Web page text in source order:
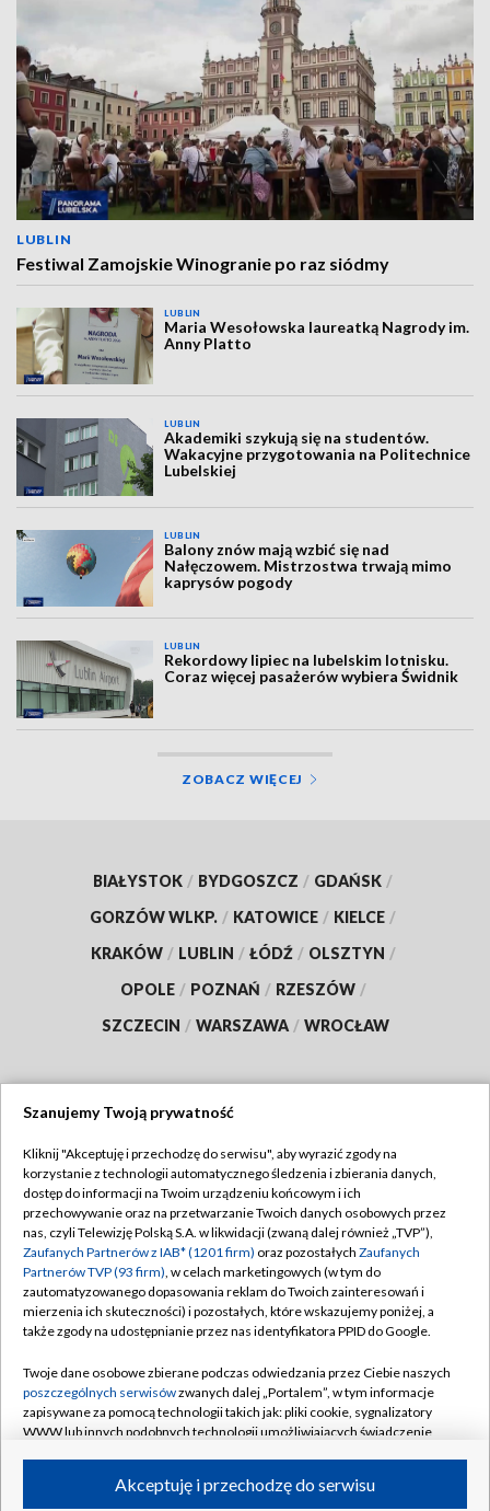
LUBLIN
Festiwal Zamojskie Winogranie po raz siódmy
LUBLIN
Maria Wesołowska laureatką Nagrody im.
Anny Platto
LUBLIN
Akademiki szykują się na studentów.
Wakacyjne przygotowania na Politechnice
Lubelskiej
LUBLIN
Balony znów mają wzbić się nad
Nałęczowem. Mistrzostwa trwają mimo
kaprysów pogody
LUBLIN
Rekordowy lipiec na lubelskim lotnisku.
Coraz więcej pasażerów wybiera Świdnik
ZOBACZ WIĘCEJ
BIAŁYSTOK / BYDGOSZCZ / GDAŃSK /
GORZÓW WLKP. / KATOWICE / KIELCE /
KRAKÓW / LUBLIN / ŁÓDŹ / OLSZTYN /
OPOLE / POZNAŃ / RZESZÓW /
SZCZECIN / WARSZAWA / WROCŁAW
TVP
Abonament TVP
Emisja w TVP
Centrum informacji TVP
Naziemna Telewizja Cyfrowa
Rada Programowa
System NOS
Informacje o nadawcy
Program dla prasy
Regulamin TVP
Polityka prywatności
Moje zgody
Pomoc
Kontakt
Kanały
Szanujemy Twoją prywatność
Kliknij "Akceptuję i przechodzę do serwisu", aby wyrazić zgody na
korzystanie z technologii automatycznego śledzenia i zbierania danych,
dostęp do informacji na Twoim urządzeniu końcowym i ich
przechowywanie oraz na przetwarzanie Twoich danych osobowych przez
nas, czyli Telewizję Polską S.A. w likwidacji (zwaną dalej również „TVP”),
Zaufanych Partnerów z IAB* (1201 firm) oraz pozostałych Zaufanych
Partnerów TVP (93 firm), w celach marketingowych (w tym do
zautomatyzowanego dopasowania reklam do Twoich zainteresowań i
mierzenia ich skuteczności) i pozostałych, które wskazujemy poniżej, a
także zgody na udostępnianie przez nas identyfikatora PPID do Google.
Twoje dane osobowe zbierane podczas odwiedzania przez Ciebie naszych
poszczególnych serwisówzwanych dalej „Portalem”, w tym informacje
zapisywane za pomocą technologii takich jak: pliki cookie, sygnalizatory
WWW lub innych podobnych technologii umożliwiających świadczenie
ruchu w Internecie.Akceptuję i przechodzę do serwisu